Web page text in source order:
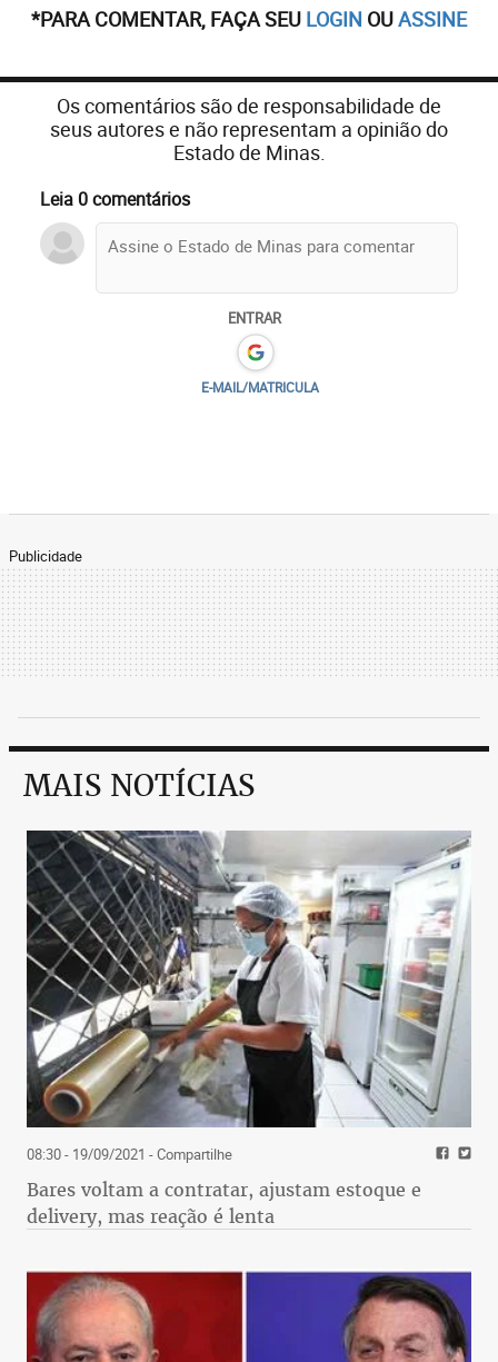
*PARA COMENTAR, FAÇA SEU LOGIN OUASSINE
Os comentários são de responsabilidade de
seus autores e não representam a opinião do
Estado de Minas.
Leia 0 comentários
ENTRAR
E-MAIL/MATRICULA
Publicidade
MAIS NOTÍCIAS
08:30 - 19/09/2021 - Compartilhe
Bares voltam a contratar, ajustam estoque e
delivery, mas reação é lenta